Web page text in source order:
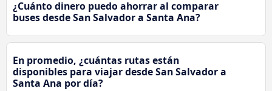
¿Cuánto dinero puedo ahorrar al comparar
buses desde San Salvador a Santa Ana?
En promedio, ¿cuántas rutas están
disponibles para viajar desde San Salvador a
Santa Ana por día?